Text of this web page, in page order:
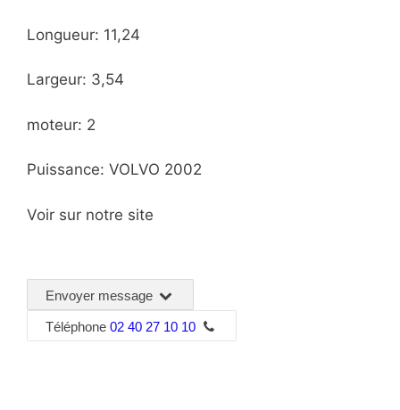
Longueur: 11,24
Largeur: 3,54
moteur: 2
Puissance: VOLVO 2002
Voir sur notre site
Envoyer message
Téléphone 02 40 27 10 10